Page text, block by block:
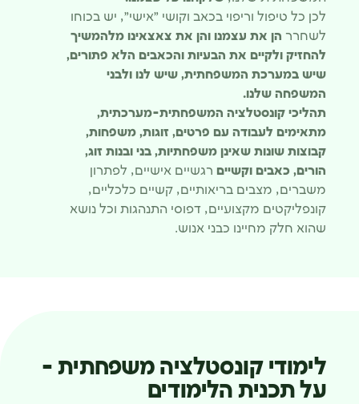
לכן כל טיפול וריפוי בכאב וקושי ״אישי״, יש בכוחו
לשחרר הן את עצמנו והן את צאצאינו מלהמשיך
להחזיק ולקיים את הבעיות והכאבים הלא פתורים,
שיש במערכת המשפחתית, שיש לנו ולבני
המשפחה שלנו.
תהליכי קונסטלציה המשפחתית-מערכתית,
מתאימים לעבודה עם פרטים, זוגות, משפחות,
קבוצות שונות שאינן משפחתיות, בני ובנות זוג,
הורים, כאבים וקשיים רגשיים אישיים, לפתרון
משברים, מצבים בריאותיים, קשיים כלכליים,
קונפליקטים מקצועיים, דפוסי התנהגות וכל נושא
שהוא חלק מחיינו כבני אנוש.
לימודי קונסטלציה משפחתית -
על תכנית הלימודים